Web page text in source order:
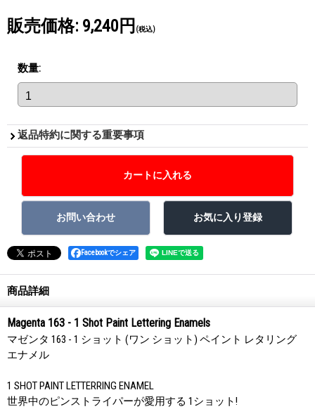
販売価格: 9,240円 (税込)
数量:
返品特約に関する重要事項
Facebookでシェア
商品詳細
Magenta 163 - 1 Shot Paint Lettering Enamels
マゼンタ 163 - 1 ショット (ワン ショット) ペイント レタリング
エナメル
1 SHOT PAINT LETTERRING ENAMEL
世界中のピンストライパーが愛用する 1ショット!